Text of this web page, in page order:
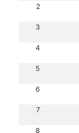
2
3
4
5
6
7
8